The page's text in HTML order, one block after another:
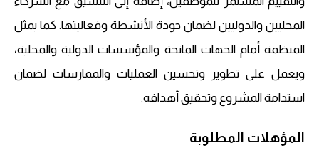
المحليين والدوليين لضمان جودة الأنشطة وفعاليتها. كما يمثل
المنظمة أمام الجهات المانحة والمؤسسات الدولية والمحلية،
ويعمل على تطوير وتحسين العمليات والممارسات لضمان
استدامة المشروع وتحقيق أهدافه.
المؤهلات المطلوبة